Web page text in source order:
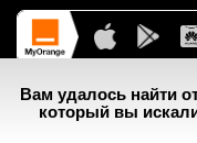
Вам удалось найти
который вы
Полезное